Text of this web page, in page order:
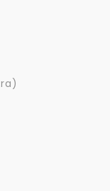
rápido